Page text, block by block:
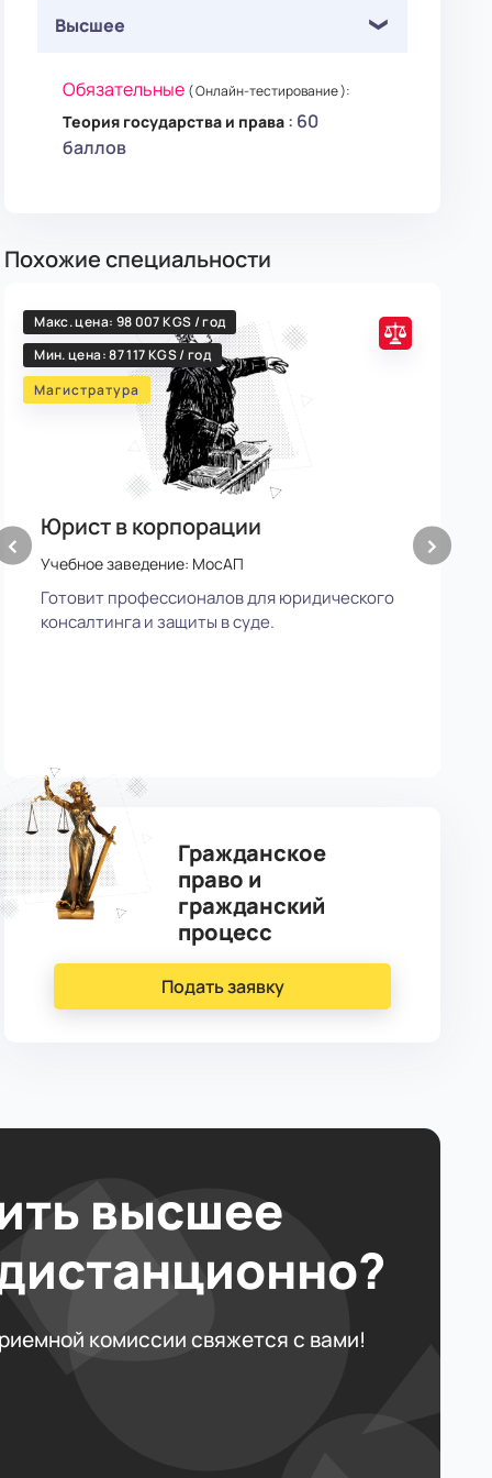
Высшее
Обязательные ( Онлайн-тестирование ):
Теория государства и права : 60
баллов
Похожие специальности
‹
Макс. цена: 98 007 KGS / год
Мин. цена: 87 117 KGS / год
Магистратура
Юрист в корпорации
Учебное заведение: МосАП
Готовит профессионалов для юридического
консалтинга и защиты в суде.
›
Гражданское
право и
гражданский
процесс
Подать заявку
высшее
комиссии свяжется с вами!